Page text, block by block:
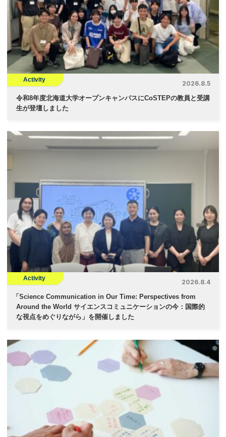
Activity
2026.8.5
令和8年度北海道大学オープンキャンパスにCoSTEPの教員と受講
生が登壇しました
Activity
2026.8.4
「 Science Communication in Our Time: Perspectives from
Around the World サイエンスコミュニケーションの今：国際的
な視点をめぐりながら」を開催しました